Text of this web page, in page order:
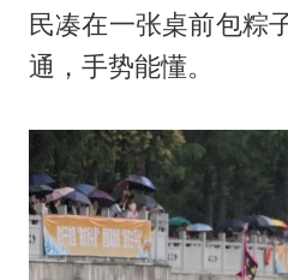
民凑在一张桌前包粽
通，手势能懂。